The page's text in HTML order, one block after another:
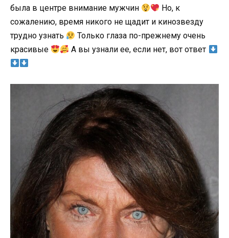
была в центре внимание мужчин
Но, к
сожалению, время никого не щадит и кинозвезду
трудно узнать
Только глаза по-прежнему очень
красивые
А вы узнали ее, если нет, вот ответ